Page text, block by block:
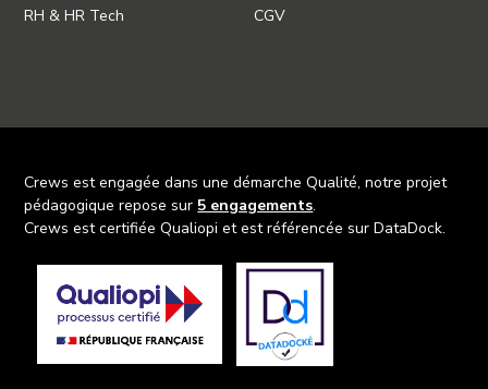
RH & HR Tech
CGV
Crews est engagée dans une démarche Qualité, notre projet
pédagogique repose sur 5 engagements.
Crews est certifiée Qualiopi et est référencée sur DataDock.